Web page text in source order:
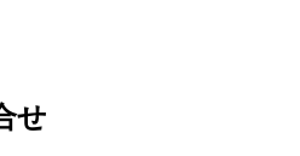
せ